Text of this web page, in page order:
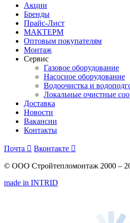
Акции
Бренды
Прайс-Лист
МАКТЕРМ
Оптовым покупателям
Монтаж
Сервис
Газовое оборудование
Насосное оборудование
Водоочистка и
Локальные очистные
Доставка
Новости
Вакансии
Контакты
Почта  Вконтакте 
© ООО Стройтепломонтаж 2000 –
made in INTRID